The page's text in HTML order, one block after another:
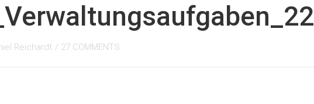
Reichardt / 27 COMMENTS